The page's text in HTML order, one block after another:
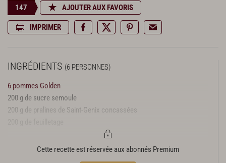
147 AJOUTER AUX FAVORIS
IMPRIMER
INGRÉDIENTS (6 PERSONNES)
6 pommes Golden
200 g de sucre semoule
200 g de pralines de Saint-Genix concassées
Cette recette est réservée aux abonnés Premium